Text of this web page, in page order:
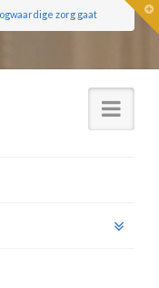
zorg gaat